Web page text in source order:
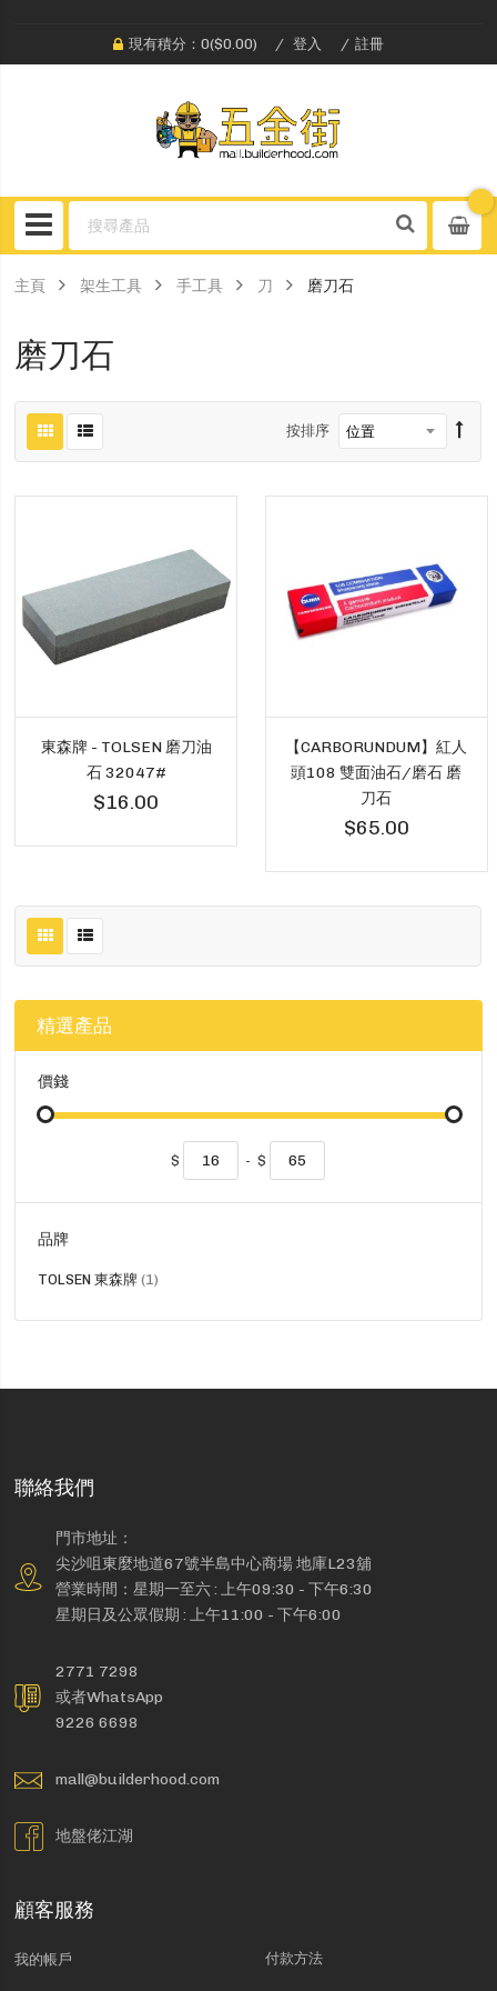
現有積分：0($0.00) 登入 註冊
主頁 架生工具 手工具 刀 磨刀石
磨刀石
按排序
東森牌 - TOLSEN 磨刀油
石 32047#
$16.00
【CARBORUNDUM】紅人
頭108 雙面油石/磨石 磨
刀石
$65.00
精選產品
價錢
$ - $
品牌
TOLSEN 東森牌 1貨
聯絡我們
門市地址：
尖沙咀東麼地道67號半島中心商場 地庫L23舖
營業時間：星期一至六 : 上午09:30 - 下午6:30
星期日及公眾假期 : 上午11:00 - 下午6:00
2771 7298
或者WhatsApp
9226 6698
mall@builderhood.com
地盤佬江湖
顧客服務
我的帳戶 付款方法